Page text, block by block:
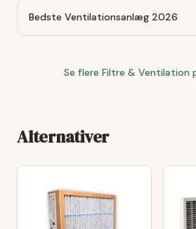
Bedste Ventilationsanlæg 2026
Se flere Filtre & Ventilation
Alternativer